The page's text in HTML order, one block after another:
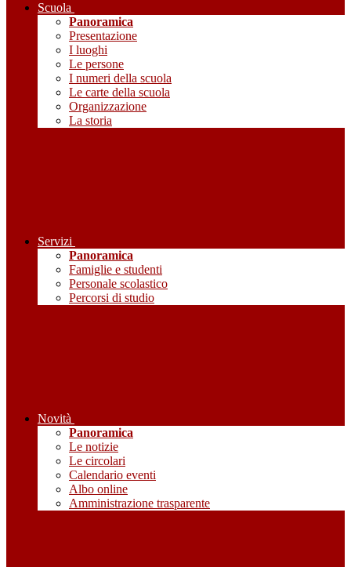
Scuola
Panoramica
Presentazione
I luoghi
Le persone
I numeri della scuola
Le carte della scuola
Organizzazione
La storia
Servizi
Panoramica
Famiglie e studenti
Personale scolastico
Percorsi di studio
Novità
Panoramica
Le notizie
Le circolari
Calendario eventi
Albo online
Amministrazione trasparente